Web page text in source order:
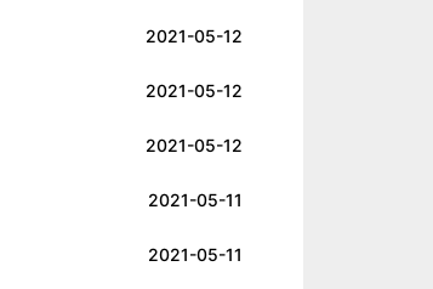
2021-05-12
2021-05-12
2021-05-12
2021-05-11
2021-05-11